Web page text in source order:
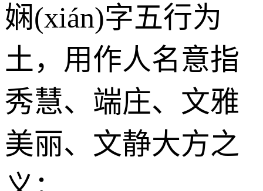
娴(xián)字五行为
土，用作人名意指
秀慧、端庄、文雅
美丽、文静大方之